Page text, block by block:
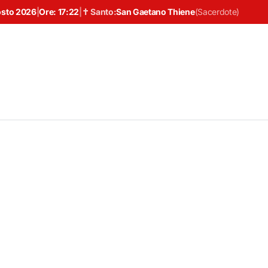
2026|Ore: 17:22 ✝ Santo:San Gaetano Thiene(Sacerdote)